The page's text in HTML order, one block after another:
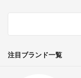
注目ブランド一覧